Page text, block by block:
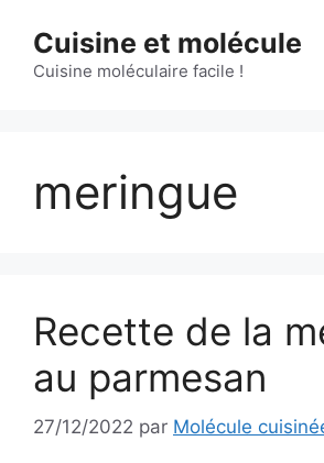
contenu
Cuisine et molécule
Cuisine moléculaire facile !
meringue
Recette de la
au parmesan
27/12/2022 par Molécule